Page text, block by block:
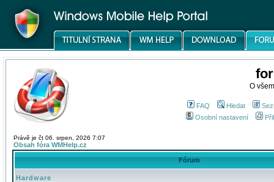
O
FAQ Hledat
Osobní nastavení
Právě je čt 06. srpen, 2026 7:07
Obsah fóra WMHelp.cz
Fórum
Hardware